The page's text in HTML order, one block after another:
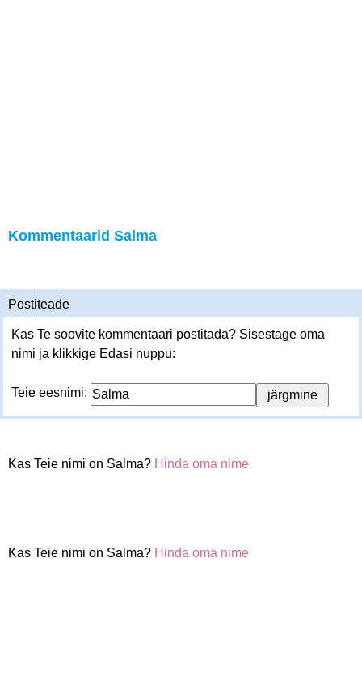
Kommentaarid Salma
Postiteade
Kas Te soovite kommentaari postitada? Sisestage oma
nimi ja klikkige Edasi nuppu:
Teie eesnimi:
Kas Teie nimi on Salma? Hinda oma nime
Kas Teie nimi on Salma? Hinda oma nime